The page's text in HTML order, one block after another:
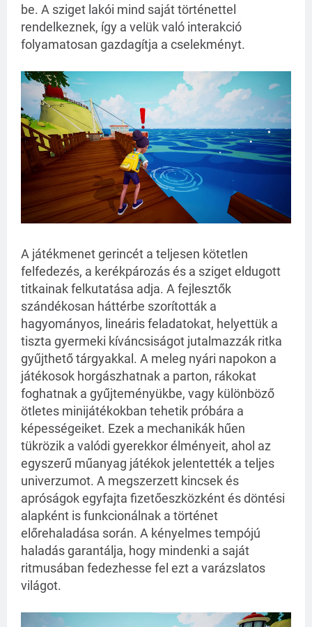
be. A sziget lakói mind saját történettel
rendelkeznek, így a velük való interakció
folyamatosan gazdagítja a cselekményt.
A játékmenet gerincét a teljesen kötetlen
felfedezés, a kerékpározás és a sziget eldugott
titkainak felkutatása adja. A fejlesztők
szándékosan háttérbe szorították a
hagyományos, lineáris feladatokat, helyettük a
tiszta gyermeki kíváncsiságot jutalmazzák ritka
gyűjthető tárgyakkal. A meleg nyári napokon a
játékosok horgászhatnak a parton, rákokat
foghatnak a gyűjteményükbe, vagy különböző
ötletes minijátékokban tehetik próbára a
képességeiket. Ezek a mechanikák hűen
tükrözik a valódi gyerekkor élményeit, ahol az
egyszerű műanyag játékok jelentették a teljes
univerzumot. A megszerzett kincsek és
apróságok egyfajta fizetőeszközként és döntési
alapként is funkcionálnak a történet
előrehaladása során. A kényelmes tempójú
haladás garantálja, hogy mindenki a saját
ritmusában fedezhesse fel ezt a varázslatos
világot.